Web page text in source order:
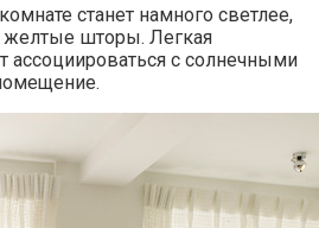
станет намного светлее,
желтые шторы. Легкая
ассоциироваться с солнечными